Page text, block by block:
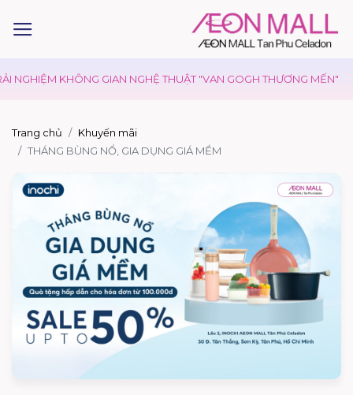
KHÔNG GIAN NGHỆ THUẬT "VAN GOGH THƯƠNG MẾN"
Trang chủ
Khuyến mãi
THÁNG BÙNG NỔ, GIA DỤNG GIÁ MỀM